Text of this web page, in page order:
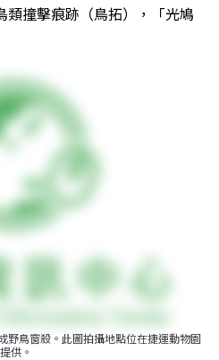
類撞擊痕跡（鳥拓），「光鳩
野鳥窗殺。此圖拍攝地點位在捷運動物園
供。